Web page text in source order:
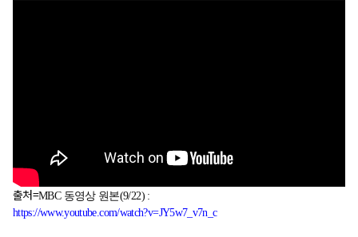
출처=MBC 동영상 원본(9/22) :
https://www.youtube.com/watch?v=JY5w7_v7n_c